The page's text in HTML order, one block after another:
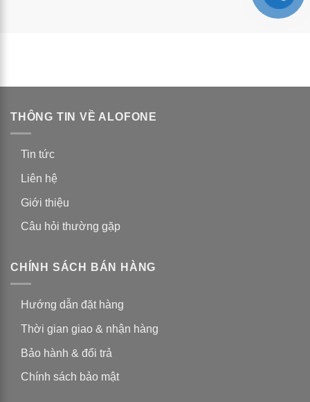
THÔNG TIN VỀ ALOFONE
Tin tức
Liên hệ
Giới thiệu
Câu hỏi thường gặp
CHÍNH SÁCH BÁN HÀNG
Hướng dẫn đặt hàng
Thời gian giao & nhận hàng
Bảo hành & đổi trả
Chính sách bảo mật